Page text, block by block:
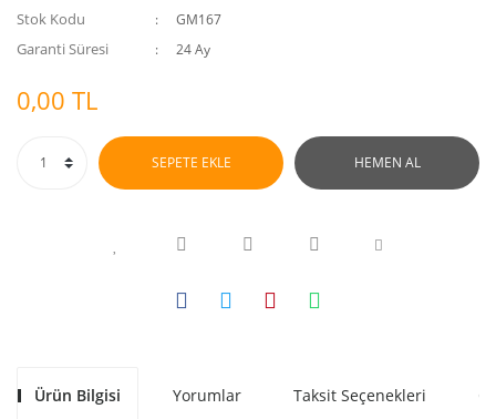
Stok Kodu GM167
Garanti Süresi 24 Ay
0,00 TL
SEPETE EKLE HEMEN AL
Ürün Bilgisi Yorumlar Taksit Seçenekleri